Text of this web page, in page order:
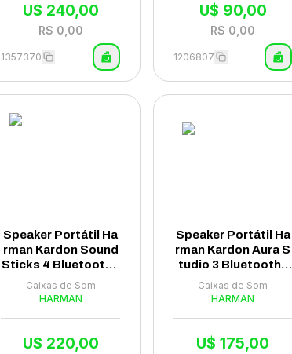
U$ 240,00
R$ 0,00
1357370
U$ 90,00
R$ 0,00
1206807
Speaker Portátil Ha
rman Kardon Sound
Sticks 4 Bluetooth -
Branco
Caixas de Som
HARMAN
U$ 220,00
Speaker Portátil Ha
rman Kardon Aura S
tudio 3 Bluetooth -
Preto
Caixas de Som
HARMAN
U$175,00